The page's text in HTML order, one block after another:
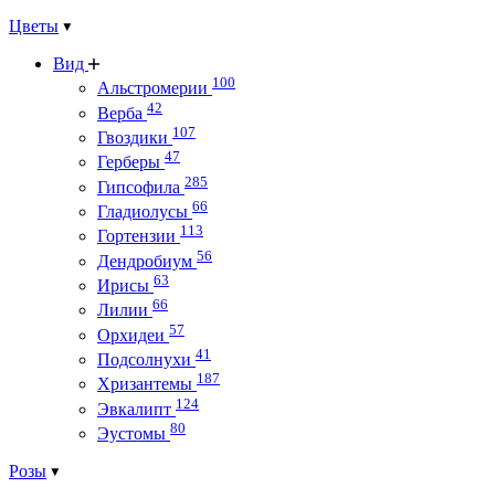
Цветы
Вид
Альстромерии 100
Верба 42
Гвоздики 107
Герберы 47
Гипсофила 285
Гладиолусы 66
Гортензии 113
Дендробиум 56
Ирисы 63
Лилии 66
Орхидеи 57
Подсолнухи 41
Хризантемы 187
Эвкалипт 124
Эустомы 80
Розы